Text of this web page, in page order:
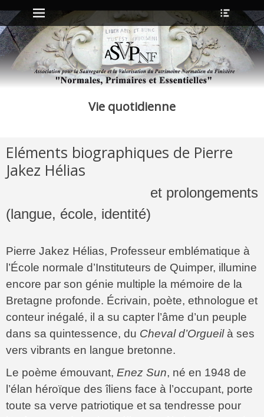
Menu principal
Aller
au
contenu
l’en-
tête
Vie quotidienne
Eléments biographiques de Pierre
Jakez Hélias
et prolongements
(langue, école, identité)
Pierre Jakez Hélias, Professeur emblématique à
l’École normale d’Instituteurs de Quimper, illumine
encore par son génie multiple la mémoire de la
Bretagne profonde. Écrivain, poète, ethnologue et
conteur inégalé, il a su capter l’âme d’un peuple
dans sa quintessence, du Cheval d’Orgueilà ses
vers vibrants en langue bretonne.
Le poème émouvant, Enez Sun, né en 1948 de
l’élan héroïque des îliens face à l’occupant, porte
toute sa verve patriotique et sa tendresse pour